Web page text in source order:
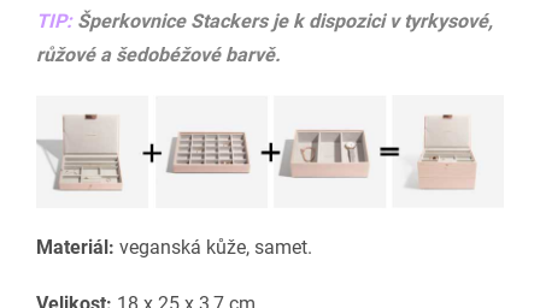
TIP: Šperkovnice Stackers je k dispozici v tyrkysové,
růžové a šedobéžové barvě.
Materiál: veganská kůže, samet.